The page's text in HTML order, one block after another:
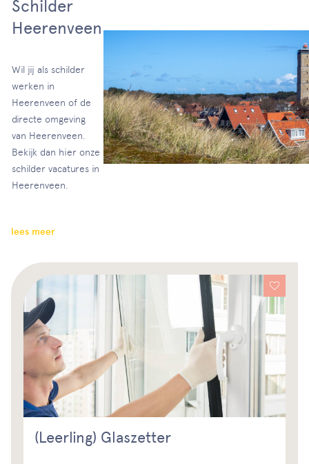
Schilder
Heerenveen
Wil jij als schilder
werken in
Heerenveen of de
directe omgeving
van Heerenveen.
Bekijk dan hier onze
schilder vacatures in
Heerenveen.
lees meer
(Leerling) Glaszetter